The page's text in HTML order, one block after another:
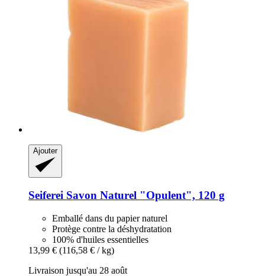
Ajouter
Seiferei Savon Naturel "Opulent", 120 g
Emballé dans du papier naturel
Protège contre la déshydratation
100% d'huiles essentielles
13,99 € (116,58 € / kg)
Livraison jusqu'au 28 août